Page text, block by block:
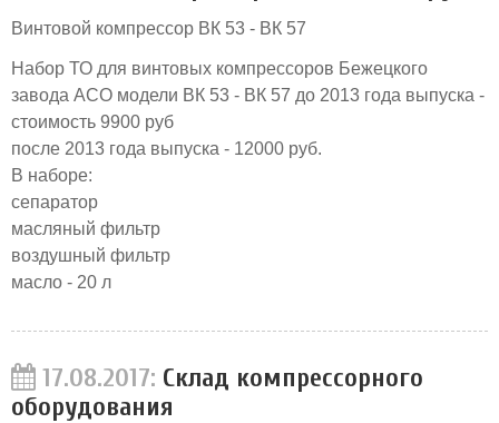
Винтовой компрессор ВК 53 - ВК 57
Набор ТО для винтовых компрессоров Бежецкого
завода АСО модели ВК 53 - ВК 57 до 2013 года выпуска -
стоимость 9900 руб
после 2013 года выпуска - 12000 руб.
В наборе:
сепаратор
масляный фильтр
воздушный фильтр
масло - 20 л
17.08.2017: Склад компрессорного
оборудования